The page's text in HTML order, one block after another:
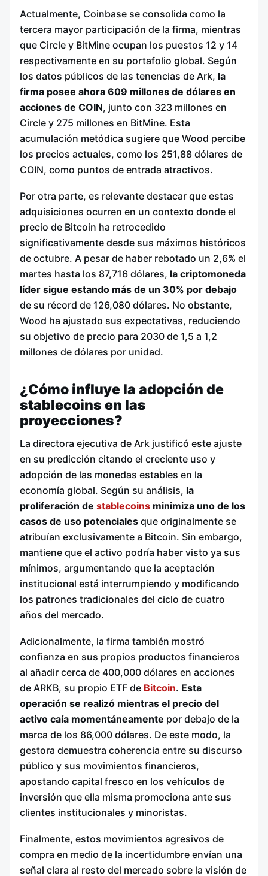
Actualmente, Coinbase se consolida como la
tercera mayor participación de la firma, mientras
que Circle y BitMine ocupan los puestos 12 y 14
respectivamente en su portafolio global. Según
los datos públicos de las tenencias de Ark, la
firma posee ahora 609 millones de dólares en
acciones de COIN, junto con 323 millones en
Circle y 275 millones en BitMine. Esta
acumulación metódica sugiere que Wood percibe
los precios actuales, como los 251,88 dólares de
COIN, como puntos de entrada atractivos.
Por otra parte, es relevante destacar que estas
adquisiciones ocurren en un contexto donde el
precio de Bitcoin ha retrocedido
significativamente desde sus máximos históricos
de octubre. A pesar de haber rebotado un 2,6% el
martes hasta los 87,716 dólares, la criptomoneda
líder sigue estando más de un 30% por debajo
de su récord de 126,080 dólares. No obstante,
Wood ha ajustado sus expectativas, reduciendo
su objetivo de precio para 2030 de 1,5 a 1,2
millones de dólares por unidad.
¿Cómo influye la adopción de
stablecoins en las
proyecciones?
La directora ejecutiva de Ark justificó este ajuste
en su predicción citando el creciente uso y
adopción de las monedas estables en la
economía global. Según su análisis, la
proliferación de stablecoins minimiza uno de los
casos de uso potenciales que originalmente se
atribuían exclusivamente a Bitcoin. Sin embargo,
mantiene que el activo podría haber visto ya sus
mínimos, argumentando que la aceptación
institucional está interrumpiendo y modificando
los patrones tradicionales del ciclo de cuatro
años del mercado.
Adicionalmente, la firma también mostró
confianza en sus propios productos financieros
al añadir cerca de 400,000 dólares en acciones
de ARKB, su propio ETF de Bitcoin. Esta
operación se realizó mientras el precio del
activo caía momentáneamente por debajo de la
marca de los 86,000 dólares. De este modo, la
gestora demuestra coherencia entre su discurso
público y sus movimientos financieros,
apostando capital fresco en los vehículos de
inversión que ella misma promociona ante sus
clientes institucionales y minoristas.
Finalmente, estos movimientos agresivos de
compra en medio de la incertidumbre envían una
señal clara al resto del mercado sobre la visión de